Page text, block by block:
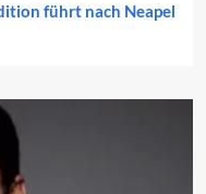
führt nach Neapel